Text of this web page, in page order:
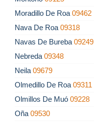
Moradillo De Roa 09462
Nava De Roa 09318
Navas De Bureba 09249
Nebreda 09348
Neila 09679
Olmedillo De Roa 09311
Olmillos De Muó 09228
Oña 09530